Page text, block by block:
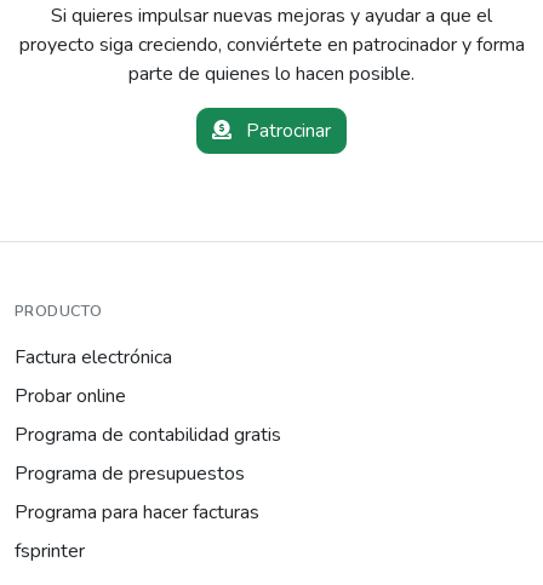
Si quieres impulsar nuevas mejoras y ayudar a que el
proyecto siga creciendo, conviértete en patrocinador y forma
parte de quienes lo hacen posible.
Patrocinar
PRODUCTO
Factura electrónica
Probar online
Programa de contabilidad gratis
Programa de presupuestos
Programa para hacer facturas
fsprinter